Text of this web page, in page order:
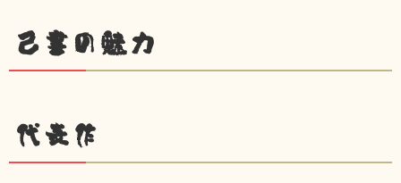
己書の魅力
代表作